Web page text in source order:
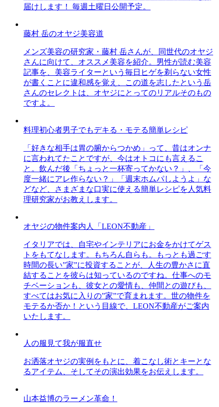
届けします！ 毎週土曜日公開予定。
藤村 岳のオヤジ美容道
メンズ美容の研究家・藤村 岳さんが、同世代のオヤジ
さんに向けて、オススメ美容を紹介。男性が読む美容
記事を、美容ライターという毎日ヒゲを剃らない女性
が書くことに違和感を覚え、この道を志したという岳
さんのセレクトは、オヤジにとってのリアルそのもの
ですよ。
料理初心者男子でもデキる・モテる簡単レシピ
「好きな相手は胃の腑からつかめ」って、昔はオンナ
に言われてたことですが、今はオトコにも言えるこ
と。飲んだ後「ちょっと一杯寄ってかない？」、「今
度一緒にアレ作らない？」「週末ホムパしようよ」な
どなど、さまざまな口実に使える簡単レシピを人気料
理研究家がお教えします。
オヤジの物件案内人「LEON不動産」
イタリアでは、自宅やインテリアにお金をかけてゲス
トをもてなします。もちろん自らも。もっとも過ごす
時間の長い”家”に投資することが、人生の豊かさに直
結することを彼らは知っているのですね。仕事へのモ
チベーションも、彼女との愛情も、仲間との遊びも、
すべてはお気に入りの”家”で育まれます。世の物件を
モテるか否か！という目線で、LEON不動産がご案内
いたします。
人の服見て我が服直せ
お洒落オヤジの実例をもとに、着こなし術とキーとな
るアイテム、そしてその演出効果をお伝えします。
山本益博のラーメン革命！